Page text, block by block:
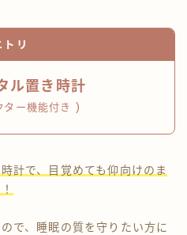
トリ
ル置き時計
ター機能付き )
計で、目覚めても仰向けのま
ので、睡眠の質を守りたい方に